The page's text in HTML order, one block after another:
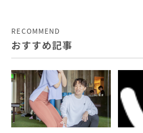
RECOMMEND
おすすめ記事